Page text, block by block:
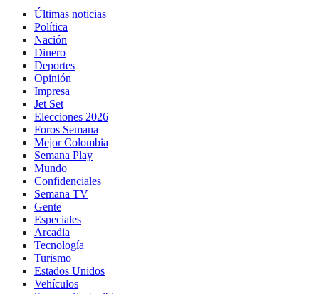
Últimas noticias
Política
Nación
Dinero
Deportes
Opinión
Impresa
Jet Set
Elecciones 2026
Foros Semana
Mejor Colombia
Semana Play
Mundo
Confidenciales
Semana TV
Gente
Especiales
Arcadia
Tecnología
Turismo
Estados Unidos
Vehículos